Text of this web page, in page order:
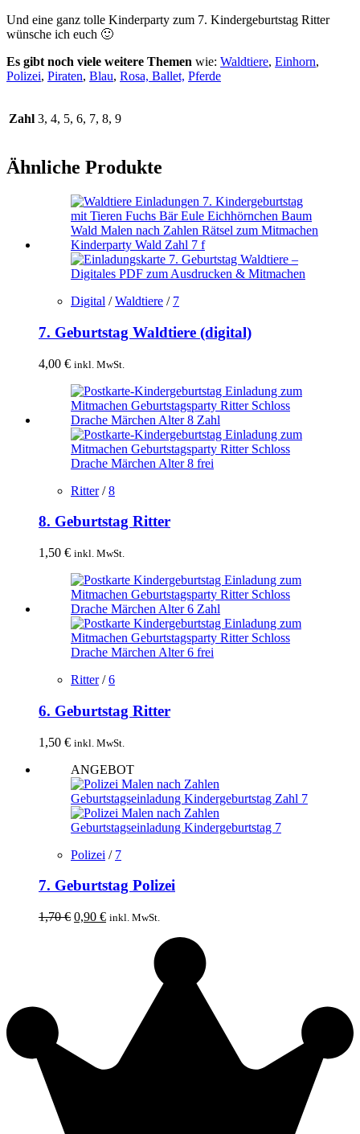
Und eine ganz tolle Kinderparty zum 7. Kindergeburtstag Ritter
wünsche ich euch 🙂
Es gibt noch viele weitere Themen wie: Waldtiere, Einhorn,
Polizei, Piraten, Blau, Rosa, Ballet, Pferde
Zahl 3, 4, 5, 6, 7, 8, 9
Ähnliche Produkte
Digital /Waldtiere / 7
7. Geburtstag Waldtiere (digital)
4,00 € inkl. MwSt.
Ritter/8
8. Geburtstag Ritter
1,50 € inkl. MwSt.
Ritter/6
6. Geburtstag Ritter
1,50 € inkl. MwSt.
ANGEBOT
Polizei / 7
7. Geburtstag Polizei
1,70€ Ursprünglicher
0,90 €Aktueller
inkl. MwSt.